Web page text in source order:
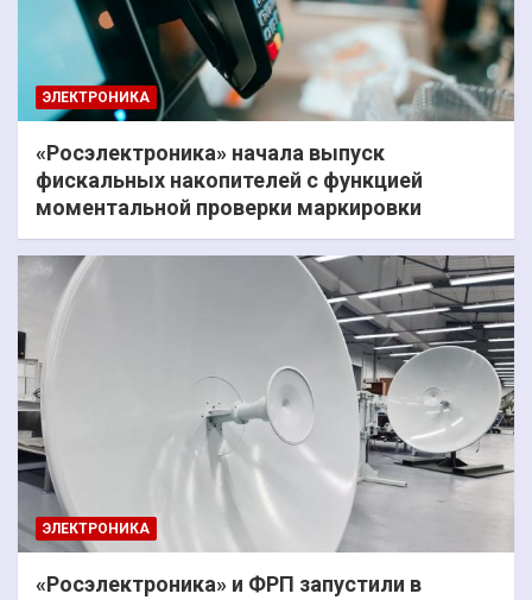
ЭЛЕКТРОНИКА
«Росэлектроника» начала выпуск
фискальных накопителей с функцией
моментальной проверки маркировки
ЭЛЕКТРОНИКА
«Росэлектроника» и ФРП запустили в